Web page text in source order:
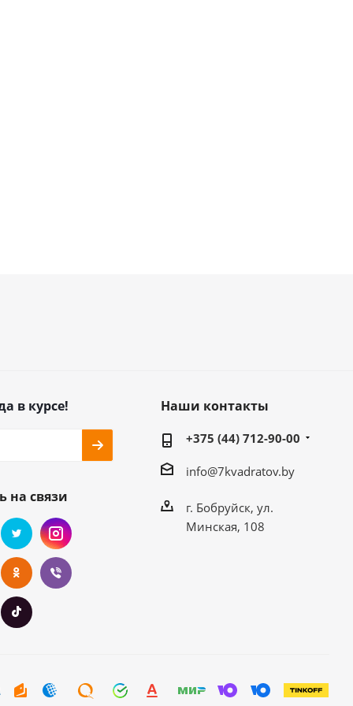
в курсе!
на связи
Наши контакты
+375 (44) 712-90-00
info@7kvadratov.by
г. Бобруйск, ул.
Минская, 108